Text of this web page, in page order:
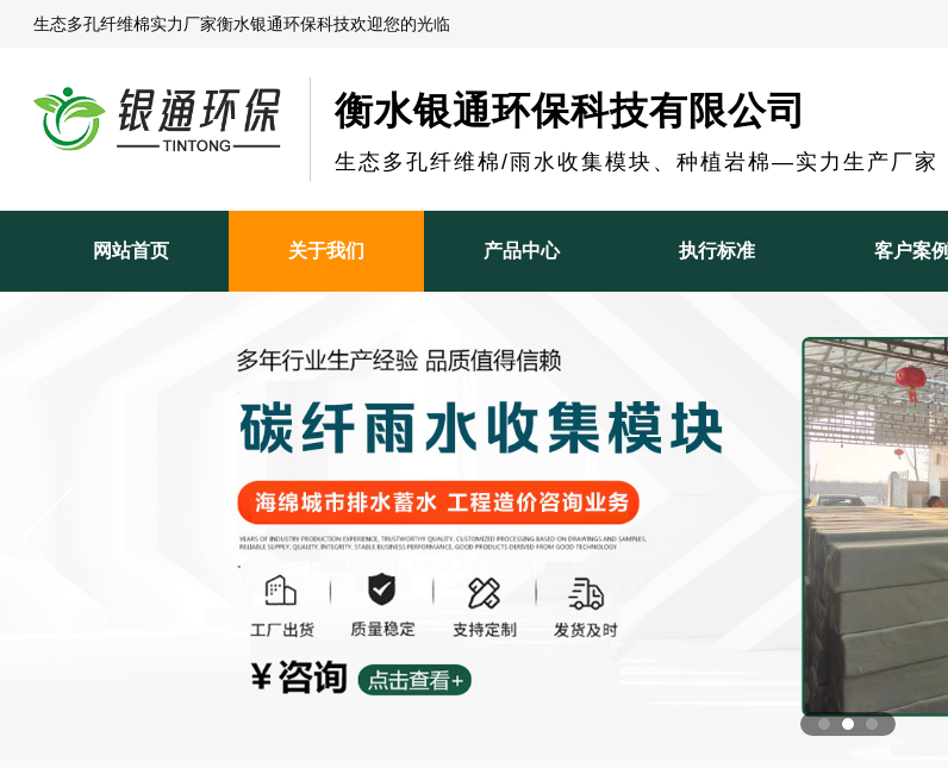
生态多孔纤维棉实力厂家衡水银通环保科技欢迎您的光临
衡水银通环保科技有限公司
生态多孔纤维棉/雨水收集模块、种植岩棉—实力生产厂家
网站首页 关于我们 产品中心 执行标准 客户案例